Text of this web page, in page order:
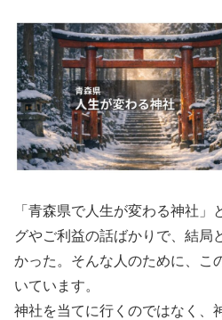
「青森県で人生が変わる神社
グやご利益の話ばかりで、結局
かった。そんな人のために、こ
いています。
神社を当てに行くのではなく、